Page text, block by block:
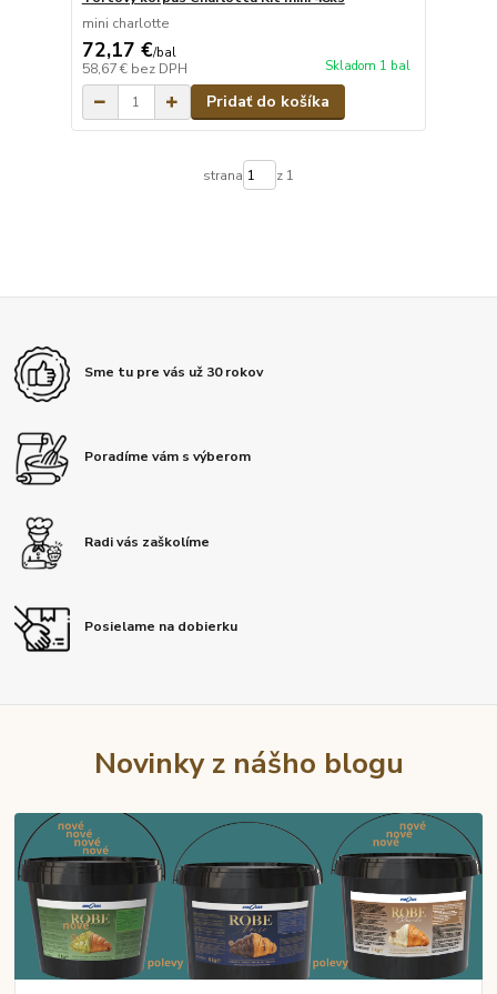
mini charlotte
72,17 €/bal
58,67 € bez DPH Skladom 1 bal
Pridať do košíka
strana z 1
Sme tu pre vás už 30 rokov
Poradíme vám s výberom
Radi vás zaškolíme
Posielame na dobierku
Novinky z nášho blogu